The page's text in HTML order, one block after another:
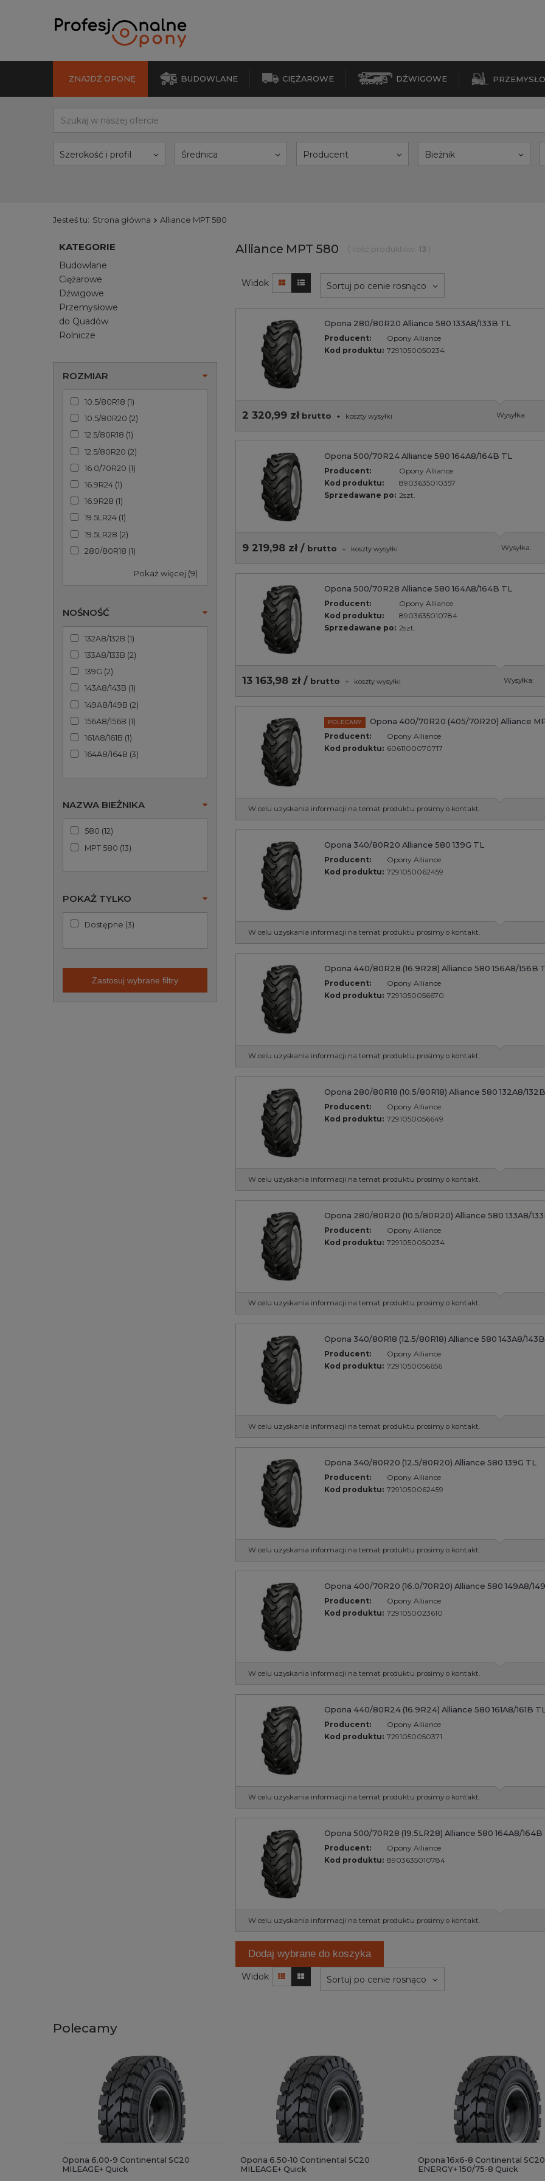
ZNAJDŹ OPONĘ BUDOWLANE CIĘŻAROWE DŹWIGOWE
Szerokość i profil Średnica Producent Bieżnik
Jesteś tu: Strona główna Alliance MPT 580
KATEGORIE
Budowlane
Ciężarowe
Dźwigowe
Przemysłowe
do Quadów
Rolnicze
ROZMIAR
10.5/80R18 (1)
10.5/80R20 (2)
12.5/80R18 (1)
12.5/80R20 (2)
16.0/70R20 (1)
16.9R24 (1)
16.9R28 (1)
19.5LR24 (1)
19.5LR28 (2)
280/80R18 (1)
Pokaż więcej (9)
NOŚNOŚĆ
132A8/132B (1)
133A8/133B (2)
139G (2)
143A8/143B (1)
149A8/149B (2)
156A8/156B (1)
161A8/161B (1)
164A8/164B (3)
NAZWA BIEŻNIKA
580 (12)
MPT 580 (13)
POKAŻ TYLKO
Dostępne (3)
Zastosuj wybrane filtry
Alliance MPT 580 ( ilość produktów: 13)
Widok Sortuj po cenie rosnąco
Opona 280/80R20 Alliance 580 133A8/133B TL
Producent:
Opony Alliance
Kod produktu: 7291050050234
2 320,99 złbrutto + koszty wysyłki Wysyłka:
Opona 500/70R24 Alliance 580 164A8/164B TL
Producent:
Opony Alliance
Kod produktu:
8903635010357
Sprzedawane po: 2szt.
9 219,98 zł / brutto + koszty wysyłki Wysyłka:
Opona 500/70R28 Alliance 580 164A8/164B TL
Producent:
Opony Alliance
Kod produktu:
8903635010784
Sprzedawane po: 2szt.
13 163,98 zł / brutto + koszty wysyłki Wysyłka:
POLECANY Opona 400/70R20 (405/70R20) Alliance
Producent:
Opony Alliance
Kod produktu: 6061100070717
W celu uzyskania informacji na temat produktu prosimy o kontakt.
Opona 340/80R20 Alliance 580 139G TL
Producent:
Opony Alliance
Kod produktu: 7291050062459
W celu uzyskania informacji na temat produktu prosimy o kontakt.
Opona 440/80R28 (16.9R28) Alliance 580 156A8/156B
Producent:
Opony Alliance
Kod produktu: 7291050056670
W celu uzyskania informacji na temat produktu prosimy o kontakt.
Opona 280/80R18 (10.5/80R18) Alliance 580 132A8/
Producent:
Opony Alliance
Kod produktu: 7291050056649
W celu uzyskania informacji na temat produktu prosimy o kontakt.
Opona 280/80R20 (10.5/80R20) Alliance 580 133A8/
Producent:
Opony Alliance
Kod produktu: 7291050050234
W celu uzyskania informacji na temat produktu prosimy o kontakt.
Opona 340/80R18 (12.5/80R18) Alliance 580 143A8/
Producent:
Opony Alliance
Kod produktu: 7291050056656
W celu uzyskania informacji na temat produktu prosimy o kontakt.
Opona 340/80R20 (12.5/80R20) Alliance 580 139G TL
Producent:
Opony Alliance
Kod produktu: 7291050062459
W celu uzyskania informacji na temat produktu prosimy o kontakt.
Opona 400/70R20 (16.0/70R20) Alliance 580 149A8/
Producent:
Opony Alliance
Kod produktu: 7291050023610
W celu uzyskania informacji na temat produktu prosimy o kontakt.
Opona 440/80R24 (16.9R24) Alliance 580 161A8/161B
Producent:
Opony Alliance
Kod produktu: 7291050050371
W celu uzyskania informacji na temat produktu prosimy o kontakt.
Opona 500/70R28 (19.5LR28) Alliance 580 164A8/164B
Producent:
Opony Alliance
Kod produktu: 8903635010784
W celu uzyskania informacji na temat produktu prosimy o kontakt.
Dodaj wybrane do koszyka
Widok Sortuj po cenie rosnąco
Polecamy
Opona 6.00-9 Continental SC20
MILEAGE+ Quick
Opona 6.50-10 Continental SC20
MILEAGE+ Quick
Opona 16x6-8 Continental SC20
ENERGY+ 150/75-8 Quick